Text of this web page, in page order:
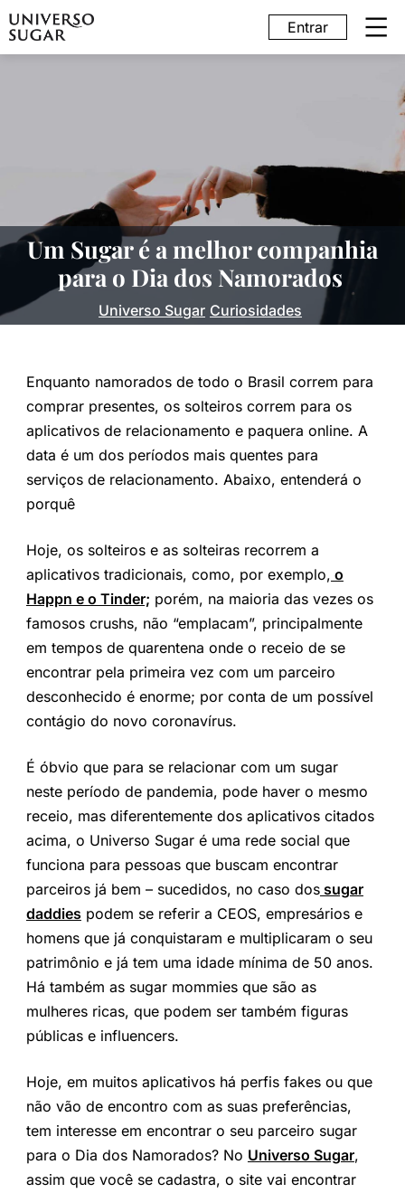
Entrar
Um Sugar é a melhor companhia
para o Dia dos Namorados
Universo Sugar Curiosidades
Enquanto namorados de todo o Brasil correm para
comprar presentes, os solteiros correm para os
aplicativos de relacionamento e paquera online. A
data é um dos períodos mais quentes para
serviços de relacionamento. Abaixo, entenderá o
porquê
Hoje, os solteiros e as solteiras recorrem a
aplicativos tradicionais, como, por exemplo, o
Happn e o Tinder; porém, na maioria das vezes os
famosos crushs, não “emplacam”, principalmente
em tempos de quarentena onde o receio de se
encontrar pela primeira vez com um parceiro
desconhecido é enorme; por conta de um possível
contágio do novo coronavírus.
É óbvio que para se relacionar com um sugar
neste período de pandemia, pode haver o mesmo
receio, mas diferentemente dos aplicativos citados
acima, o Universo Sugaré uma rede social que
funciona para pessoas que buscam encontrar
parceiros já bem – sucedidos, no caso dossugar
daddies podem se referir a CEOS, empresários e
homens que já conquistaram e multiplicaram o seu
patrimônio e já tem uma idade mínima de 50 anos.
Há também assugar mommiesque são as
mulheres ricas, que podem ser também figuras
públicas e influencers.
Hoje, em muitos aplicativos há perfis fakes ou que
não vão de encontro com as suas preferências,
tem interesse em encontrar o seu parceiro sugar
para o Dia dos Namorados? No Universo Sugar,
assim que você se cadastra, o site vai encontrar